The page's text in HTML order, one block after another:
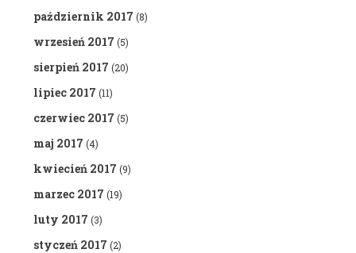
październik 2017 (8)
wrzesień 2017 (5)
sierpień 2017 (20)
lipiec 2017 (11)
czerwiec 2017 (5)
maj 2017 (4)
kwiecień 2017 (9)
marzec 2017 (19)
luty 2017 (3)
styczeń 2017 (2)